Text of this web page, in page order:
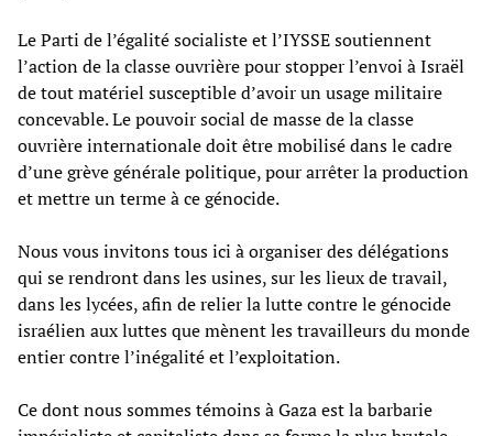
Le Parti de l’égalité socialiste et l’IYSSE soutiennent
l’action de la classe ouvrière pour stopper l’envoi à Israël
de tout matériel susceptible d’avoir un usage militaire
concevable. Le pouvoir social de masse de la classe
ouvrière internationale doit être mobilisé dans le cadre
d’une grève générale politique, pour arrêter la production
et mettre un terme à ce génocide.
Nous vous invitons tous ici à organiser des délégations
qui se rendront dans les usines, sur les lieux de travail,
dans les lycées, afin de relier la lutte contre le génocide
israélien aux luttes que mènent les travailleurs du monde
entier contre l’inégalité et l’exploitation.
Ce dont nous sommes témoins à Gaza est la barbarie